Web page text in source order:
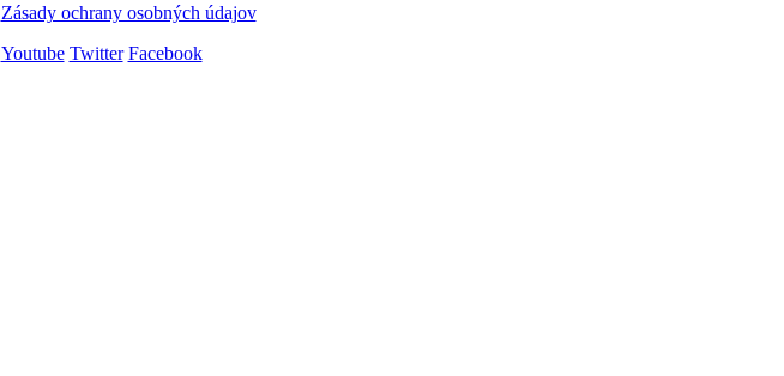
Zásady ochrany osobných údajov
Youtube Twitter Facebook